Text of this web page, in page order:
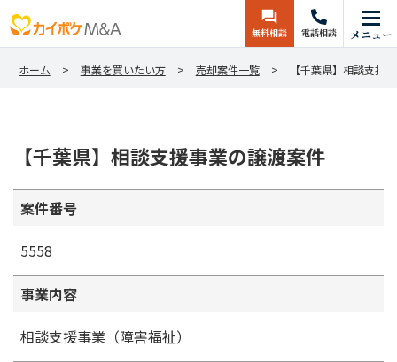
無料相談 電話相談 メニュー
ホーム 事業を買いたい方 売却案件一覧 【千葉県】相談支援
【千葉県】相談支援事業の譲渡案件
案件番号
5558
事業内容
相談支援事業（障害福祉）